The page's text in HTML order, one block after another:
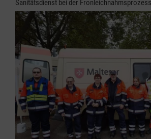
Sanitätsdienst bei der